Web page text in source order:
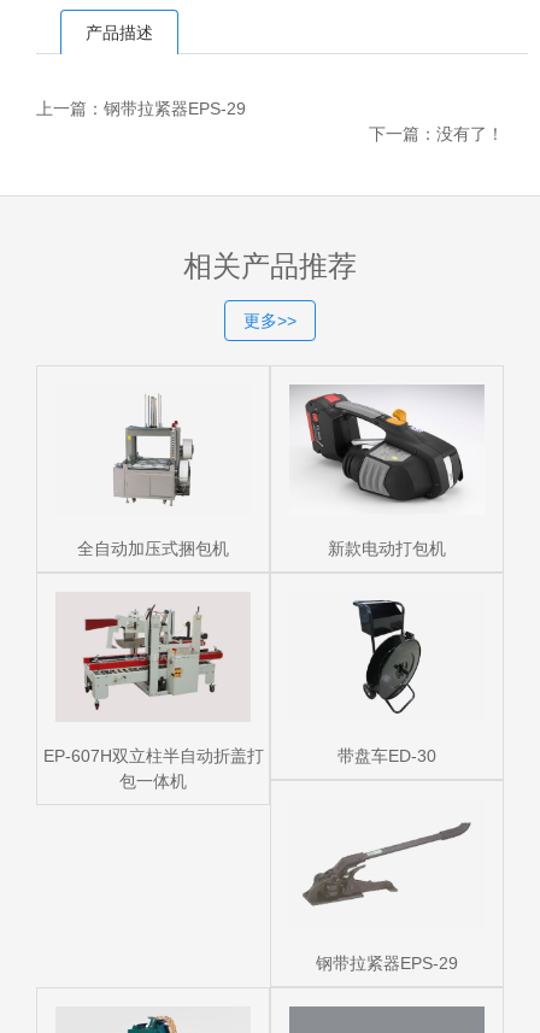
产品描述
上一篇： 钢带拉紧器EPS-29
下一篇： 没有了！
相关产品推荐
更多>>
全自动加压式捆包机 新款电动打包机
EP-607H双立柱半自动折盖打
包一体机
带盘车ED-30
钢带拉紧器EPS-29